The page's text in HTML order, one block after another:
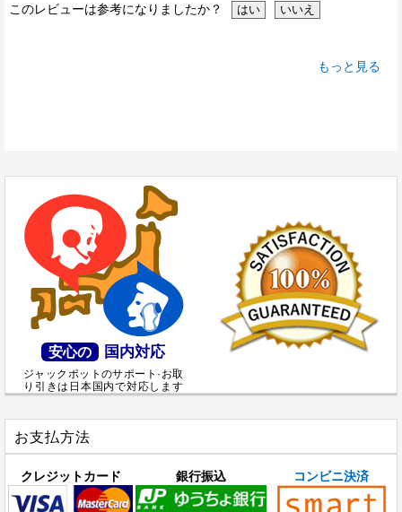
このレビューは参考になりましたか？
もっと見る
安心の 国内対応
ジャックポットのサポート·お取
り引きは日本国内で対応します
お支払方法
クレジットカード 銀行振込 コンビニ決済